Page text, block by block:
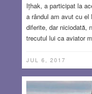
Ițhak, a participat la
a rândul am avut cu el
diferite, dar niciodată,
trecutul lui ca aviator
JUL 6, 2017